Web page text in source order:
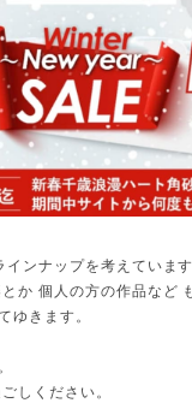
ンナップを考えています
か 個人の方の作品など
ゆきます。
しください。